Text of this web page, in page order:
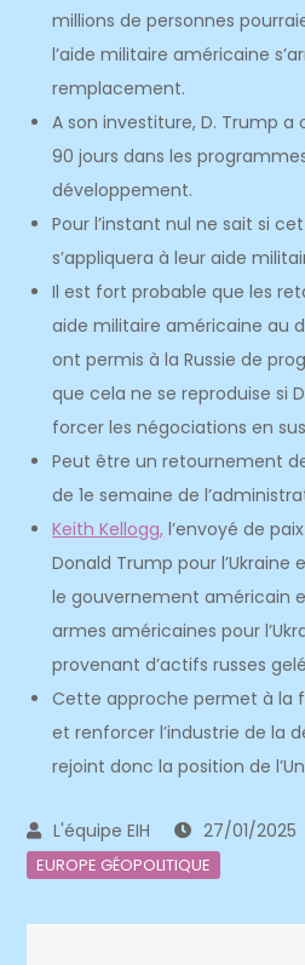
millions de personnes
l’aide militaire américaine
remplacement.
A son investiture, D. Trump a
90 jours dans les
développement.
Pour l’instant nul ne sait si
s’appliquera à leur aide
Il est fort probable que les
aide militaire américaine au
ont permis à la Russie de
que cela ne se reproduise si
forcer les négociations en
Peut être un retournement
de 1e semaine de
Keith Kellogg, l’envoyé de
Donald Trump pour l’Ukraine
le gouvernement américain
armes américaines pour
provenant d’actifs russes
Cette approche permet à la
et renforcer l’industrie de la
rejoint donc la position de
27/01/2025
EUROPE GÉOPOLITIQUE